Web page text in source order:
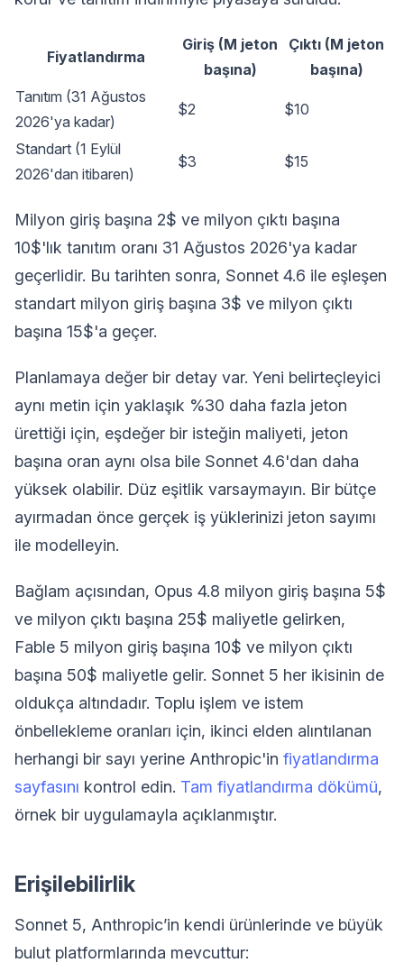
Fiyatlandırma
Giriş (M jeton
başına)
Çıktı (M jeton
başına)
Tanıtım (31 Ağustos
2026'ya kadar)
$2 $10
Standart (1 Eylül
2026'dan itibaren)
$3 $15
Milyon giriş başına 2$ ve milyon çıktı başına
10$'lık tanıtım oranı 31 Ağustos 2026'ya kadar
geçerlidir. Bu tarihten sonra, Sonnet 4.6 ile eşleşen
standart milyon giriş başına 3$ ve milyon çıktı
başına 15$'a geçer.
Planlamaya değer bir detay var. Yeni belirteçleyici
aynı metin için yaklaşık %30 daha fazla jeton
ürettiği için, eşdeğer bir isteğin maliyeti, jeton
başına oran aynı olsa bile Sonnet 4.6'dan daha
yüksek olabilir. Düz eşitlik varsaymayın. Bir bütçe
ayırmadan önce gerçek iş yüklerinizi jeton sayımı
ile modelleyin.
Bağlam açısından, Opus 4.8 milyon giriş başına 5$
ve milyon çıktı başına 25$ maliyetle gelirken,
Fable 5 milyon giriş başına 10$ ve milyon çıktı
başına 50$ maliyetle gelir. Sonnet 5 her ikisinin de
oldukça altındadır. Toplu işlem ve istem
önbellekleme oranları için, ikinci elden alıntılanan
herhangi bir sayı yerine Anthropic'in fiyatlandırma
sayfasını kontrol edin. Tam fiyatlandırma dökümü,
örnek bir uygulamayla açıklanmıştır.
Erişilebilirlik
Sonnet 5, Anthropic’in kendi ürünlerinde ve büyük
bulut platformlarında mevcuttur: